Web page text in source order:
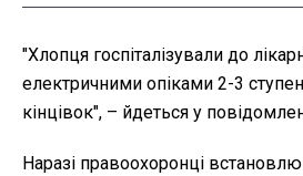
"Хлопця госпіталізували до
електричними опіками 2-3
кінцівок", – йдеться у
Наразі правоохоронці